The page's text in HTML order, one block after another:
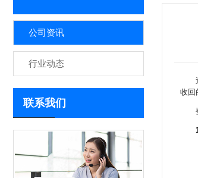
公司资讯
行业动态
联系我们
收回